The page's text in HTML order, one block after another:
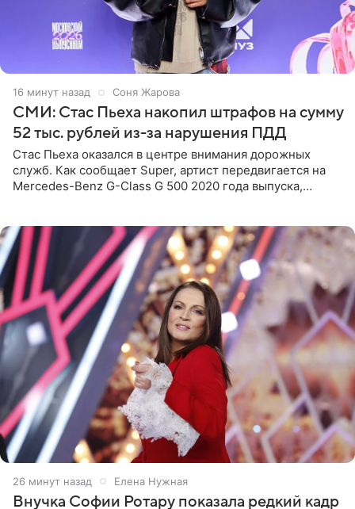
16 минут назад Соня Жарова
СМИ: Стас Пьеха накопил штрафов на сумму
52 тыс. рублей из-за нарушения ПДД
Стас Пьеха оказался в центре внимания дорожных
служб. Как сообщает Super, артист передвигается на
Mercedes-Benz G-Class G 500 2020 года выпуска,
26 минут назад Елена Нужная
Внучка Софии Ротару показала редкий кадр